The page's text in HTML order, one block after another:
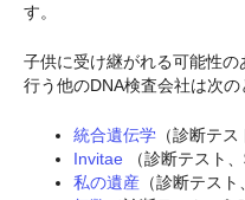
す。
子供に受け継がれる可能性
行う他のDNA検査会社は次の
統合遺伝学 （診断テ
Invitae （診断テスト
私の遺産 （診断テスト